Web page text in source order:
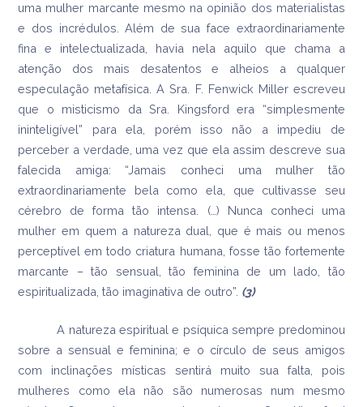
uma mulher marcante mesmo na opinião dos materialistas
e dos incrédulos. Além de sua face extraordinariamente
fina e intelectualizada, havia nela aquilo que chama a
atenção dos mais desatentos e alheios a qualquer
especulação metafísica. A Sra. F. Fenwick Miller escreveu
que o misticismo da Sra. Kingsford era “simplesmente
ininteligível” para ela, porém isso não a impediu de
perceber a verdade, uma vez que ela assim descreve sua
falecida amiga: “Jamais conheci uma mulher tão
extraordinariamente bela como ela, que cultivasse seu
cérebro de forma tão intensa. (…) Nunca conheci uma
mulher em quem a natureza dual, que é mais ou menos
perceptível em todo criatura humana, fosse tão fortemente
marcante – tão sensual, tão feminina de um lado, tão
espiritualizada, tão imaginativa de outro”. (3)
A natureza espiritual e psíquica sempre predominou
sobre a sensual e feminina; e o círculo de seus amigos
com inclinações místicas sentirá muito sua falta, pois
mulheres como ela não são numerosas num mesmo